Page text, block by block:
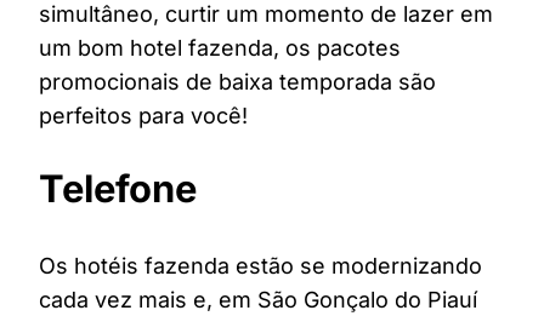
simultâneo, curtir um momento de lazer em
um bom hotel fazenda, os pacotes
promocionais de baixa temporada são
perfeitos para você!
Telefone
Os hotéis fazenda estão se modernizando
cada vez mais e, em São Gonçalo do Piauí